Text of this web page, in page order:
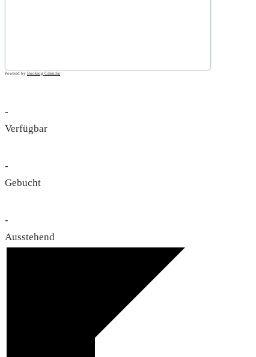
Powered by Booking Calendar
-
Verfügbar
-
Gebucht
-
Ausstehend